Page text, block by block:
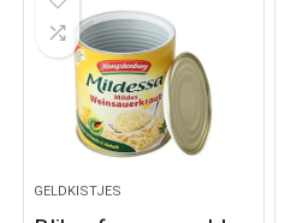
GELDKISTJES